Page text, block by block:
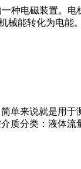
种电磁装置。
械能转化为电能
来说就是用
质分类：液体流